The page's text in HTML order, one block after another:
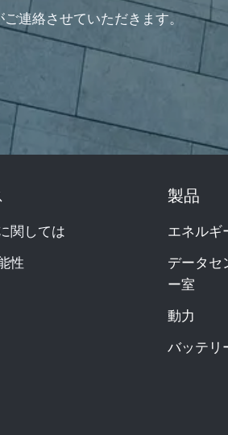
連絡させていただきます。
関しては
性
製品
エネルギ
データセ
ー室
動力
バッテリ